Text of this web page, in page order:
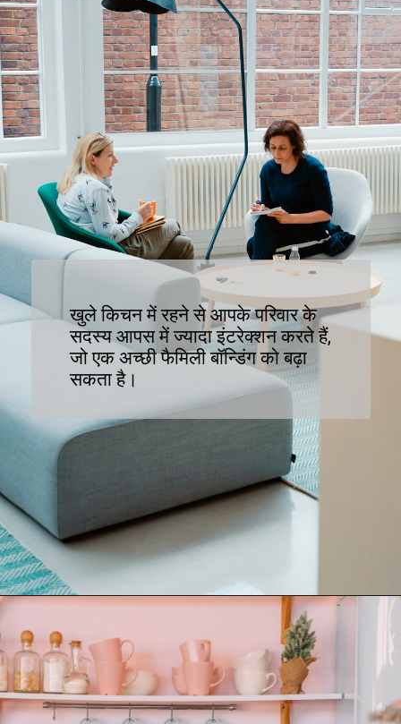
खुले किचन में रहने से आपके परिवार के
सदस्य आपस में ज्यादा इंटरेक्शन करते हैं,
जो एक अच्छी फैमिली बॉन्डिंग को बढ़ा
सकता है।